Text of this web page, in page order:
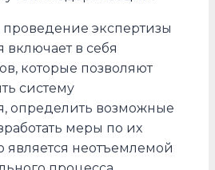
экспертизы
в себя
которые позволяют
систему
определить возможные
меры по их
является неотъемлемой